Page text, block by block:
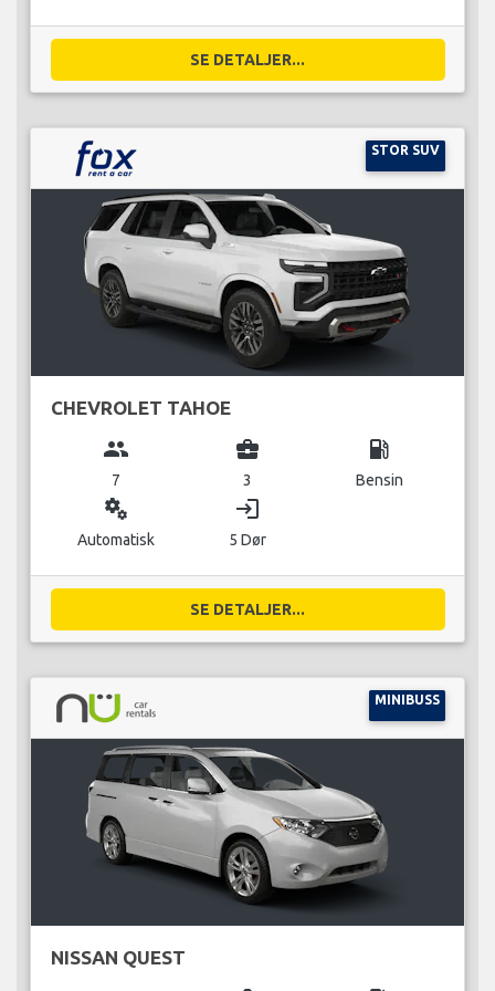
SE DETALJER...
STOR SUV
CHEVROLET TAHOE
group
7
business_center
3
local_gas_station
Bensin
miscellaneous_services
Automatisk
login
5 Dør
SE DETALJER...
MINIBUSS
NISSAN QUEST